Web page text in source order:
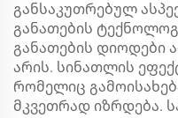
განსაკუთრებულ
განათების
განათების დიოდები
არის. სინათლის
რომელიც
მკვეთრად იზრდება.